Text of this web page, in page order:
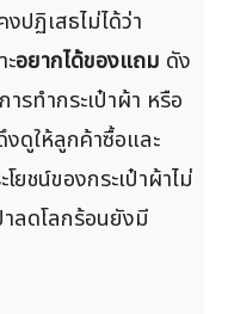
ปฏิเสธไม่ได้ว่า
อยากได้ของแถม ดัง
รทำกระเป๋าผ้า หรือ
ดูให้ลูกค้าซื้อและ
โยชน์ของกระเป๋าผ้าไม่
ลดโลกร้อนยังมี